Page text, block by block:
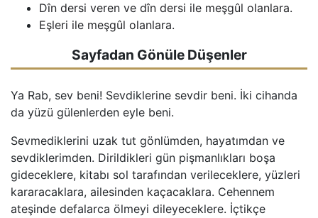
Dîn dersi veren ve dîn dersi ile meşgûl olanlara.
Eşleri ile meşgûl olanlara.
Sayfadan Gönüle Düşenler
Ya Rab, sev beni! Sevdiklerine sevdir beni. İki cihanda
da yüzü gülenlerden eyle beni.
Sevmediklerini uzak tut gönlümden, hayatımdan ve
sevdiklerimden. Dirildikleri gün pişmanlıkları boşa
gideceklere, kitabı sol tarafından verileceklere, yüzleri
kararacaklara, ailesinden kaçacaklara. Cehennem
ateşinde defalarca ölmeyi dileyeceklere. İçtikçe